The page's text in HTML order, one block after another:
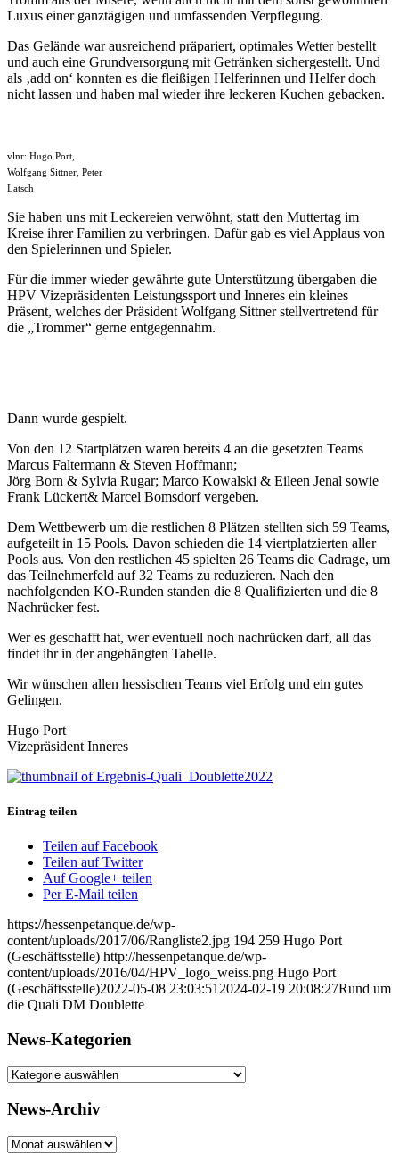
Luxus einer ganztägigen und umfassenden Verpflegung.
Das Gelände war ausreichend präpariert, optimales Wetter bestellt
und auch eine Grundversorgung mit Getränken sichergestellt. Und
als ‚add on‘ konnten es die fleißigen Helferinnen und Helfer doch
nicht lassen und haben mal wieder ihre leckeren Kuchen gebacken.
vlnr: Hugo Port,
Wolfgang Sittner, Peter
Latsch
Sie haben uns mit Leckereien verwöhnt, statt den Muttertag im
Kreise ihrer Familien zu verbringen. Dafür gab es viel Applaus von
den Spielerinnen und Spieler.
Für die immer wieder gewährte gute Unterstützung übergaben die
HPV Vizepräsidenten Leistungssport und Inneres ein kleines
Präsent, welches der Präsident Wolfgang Sittner stellvertretend für
die „Trommer“ gerne entgegennahm.
Dann wurde gespielt.
Von den 12 Startplätzen waren bereits 4 an die gesetzten Teams
Marcus Faltermann & Steven Hoffmann;
Jörg Born & Sylvia Rugar; Marco Kowalski & Eileen Jenal sowie
Frank Lückert& Marcel Bomsdorf vergeben.
Dem Wettbewerb um die restlichen 8 Plätzen stellten sich 59 Teams,
aufgeteilt in 15 Pools. Davon schieden die 14 viertplatzierten aller
Pools aus. Von den restlichen 45 spielten 26 Teams die Cadrage, um
das Teilnehmerfeld auf 32 Teams zu reduzieren. Nach den
nachfolgenden KO-Runden standen die 8 Qualifizierten und die 8
Nachrücker fest.
Wer es geschafft hat, wer eventuell noch nachrücken darf, all das
findet ihr in der angehängten Tabelle.
Wir wünschen allen hessischen Teams viel Erfolg und ein gutes
Gelingen.
Hugo Port
Vizepräsident Inneres
Eintrag teilen
Teilen auf Facebook
Teilen auf Twitter
Auf Google+ teilen
Per E-Mail teilen
https://hessenpetanque.de/wp-
content/uploads/2017/06/Rangliste2.jpg 194 259 Hugo Port
(Geschäftsstelle) http://hessenpetanque.de/wp-
content/uploads/2016/04/HPV_logo_weiss.png Hugo Port
(Geschäftsstelle)2022-05-08 23:03:51 2024-02-19 20:08:27Rund um
die Quali DM Doublette
News-Kategorien
News-
News-Archiv
News-